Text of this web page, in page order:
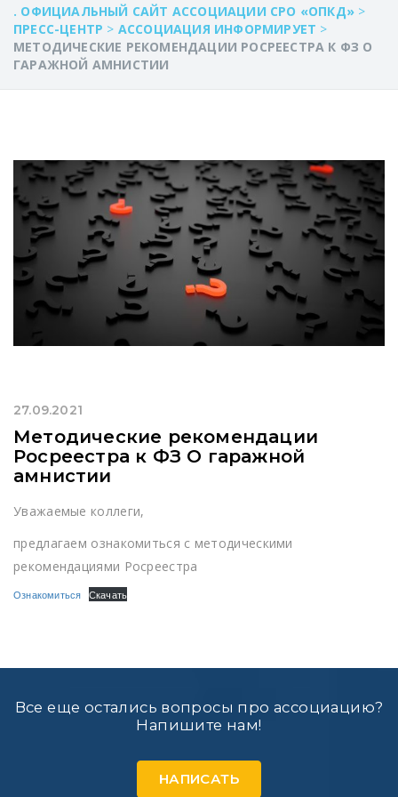
. ОФИЦИАЛЬНЫЙ САЙТ АССОЦИАЦИИ СРО «ОПКД» >
ПРЕСС-ЦЕНТР > АССОЦИАЦИЯ ИНФОРМИРУЕТ >
МЕТОДИЧЕСКИЕ РЕКОМЕНДАЦИИ РОСРЕЕСТРА К ФЗ О
ГАРАЖНОЙ АМНИСТИИ
27.09.2021
Методические рекомендации
Росреестра к ФЗ О гаражной
амнистии
Уважаемые коллеги,
предлагаем ознакомиться с методическими
рекомендациями Росреестра
Ознакомиться Скачать
Все еще остались вопросы про ассоциацию?
Напишите нам!
НАПИСАТЬ